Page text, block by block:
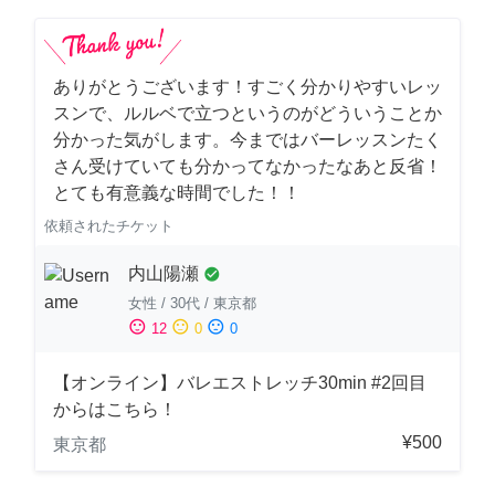
ありがとうございます！すごく分かりやすいレッ
スンで、ルルベで立つというのがどういうことか
分かった気がします。今まではバーレッスンたく
さん受けていても分かってなかったなあと反省！
とても有意義な時間でした！！
依頼されたチケット
内山陽瀬 check_circle
女性 / 30代 / 東京都
sentiment_satisfied 12 sentiment_neutral 0 sentiment_dissatisfied 0
【オンライン】バレエストレッチ30min #2回目
からはこちら！
東京都
¥500